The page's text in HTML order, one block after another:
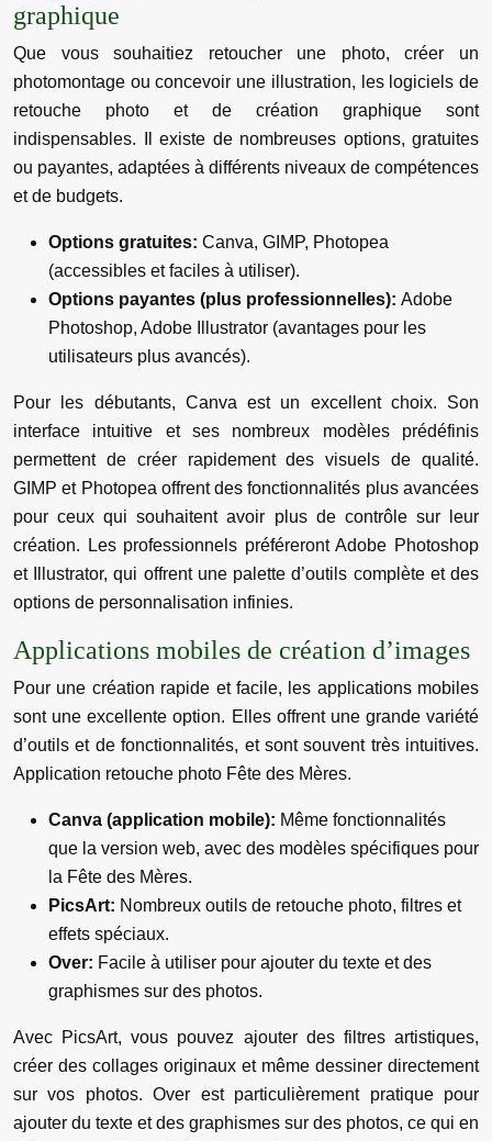
graphique
Que vous souhaitiez retoucher une photo, créer un
photomontage ou concevoir une illustration, les logiciels de
retouche photo et de création graphique sont
indispensables. Il existe de nombreuses options, gratuites
ou payantes, adaptées à différents niveaux de compétences
et de budgets.
Options gratuites: Canva, GIMP, Photopea
(accessibles et faciles à utiliser).
Options payantes (plus professionnelles): Adobe
Photoshop, Adobe Illustrator (avantages pour les
utilisateurs plus avancés).
Pour les débutants, Canva est un excellent choix. Son
interface intuitive et ses nombreux modèles prédéfinis
permettent de créer rapidement des visuels de qualité.
GIMP et Photopea offrent des fonctionnalités plus avancées
pour ceux qui souhaitent avoir plus de contrôle sur leur
création. Les professionnels préféreront Adobe Photoshop
et Illustrator, qui offrent une palette d’outils complète et des
options de personnalisation infinies.
Applications mobiles de création d’images
Pour une création rapide et facile, les applications mobiles
sont une excellente option. Elles offrent une grande variété
d’outils et de fonctionnalités, et sont souvent très intuitives.
Application retouche photo Fête des Mères.
Canva (application mobile): Même fonctionnalités
que la version web, avec des modèles spécifiques pour
la Fête des Mères.
PicsArt: Nombreux outils de retouche photo, filtres et
effets spéciaux.
Over: Facile à utiliser pour ajouter du texte et des
graphismes sur des photos.
Avec PicsArt, vous pouvez ajouter des filtres artistiques,
créer des collages originaux et même dessiner directement
sur vos photos. Over est particulièrement pratique pour
ajouter du texte et des graphismes sur des photos, ce qui en